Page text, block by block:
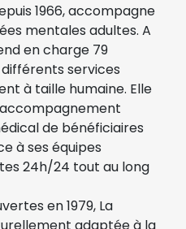
1966, accompagne
mentales adultes. A
en charge 79
services
à taille humaine. Elle
de bénéficiaires
à ses équipes
24h/24 tout au long
en 1979, La
adaptée à la